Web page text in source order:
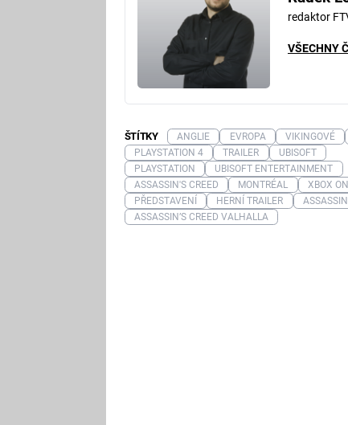
redaktor
VŠECHNY
ŠTÍTKY ANGLIE EVROPA VIKINGOVÉ
PLAYSTATION 4
TRAILER
UBISOFT
PLAYSTATION
UBISOFT ENTERTAINMENT
ASSASSIN'S CREED
MONTRÉAL
XBOX
PŘEDSTAVENÍ
HERNÍ TRAILER
ASSASSIN’S CREED VALHALLA